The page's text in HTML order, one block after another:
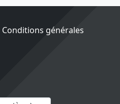
Conditions générales